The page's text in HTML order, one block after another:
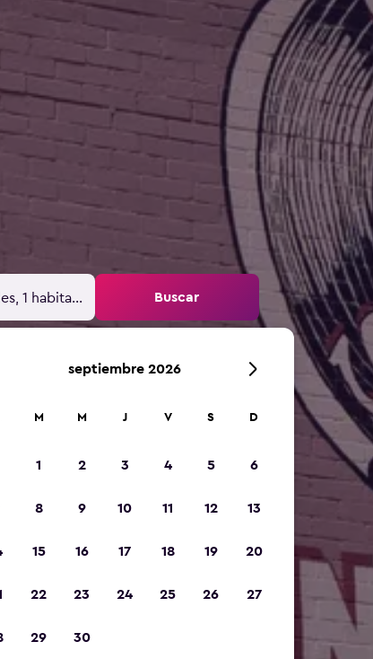
1 habitación Buscar
septiembre 2026
M M J V S D
1 2 3 4 5 6
8 9 10 11 12 13
15 16 17 18 19 20
22 23 24 25 26 27
29 30